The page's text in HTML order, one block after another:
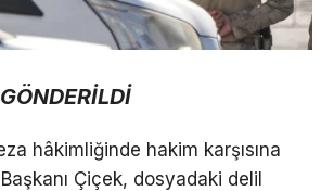
hâkimliğinde hakim karşısına
Çiçek, dosyadaki delil